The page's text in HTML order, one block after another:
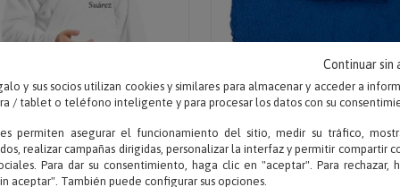
BORDADO CON
ESCUDO
Solo 49.90 €
JUEGO DE TOALLAS
NOMBRES BORDADOS
y sus socios utilizan cookies y similares para almacenar y acceder a
/ tablet o teléfono inteligente y para procesar los datos con su
permiten asegurar el funcionamiento del sitio, medir su tráfico,
realizar campañas dirigidas, personalizar la interfaz y permitir compartir
Para dar su consentimiento, haga clic en "aceptar". Para rechazar,
aceptar". También puede configurar sus opciones.
Continuar sin